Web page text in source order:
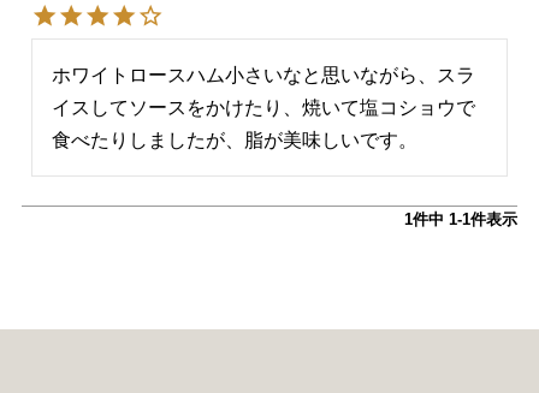
ホワイトロースハム小さいなと思いながら、スラ
イスしてソースをかけたり、焼いて塩コショウで
食べたりしましたが、脂が美味しいです。
1件中 1-1件表示